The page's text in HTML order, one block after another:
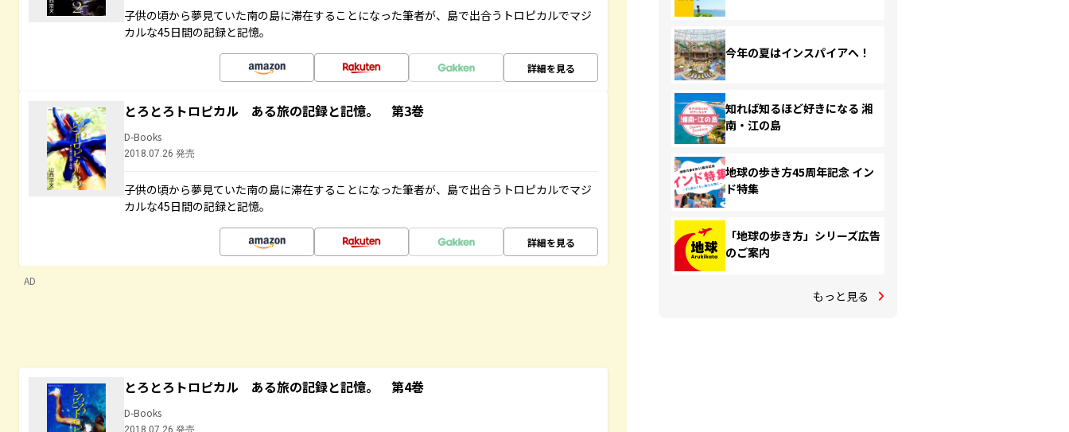
子供の頃から夢見ていた南の島に滞在することになった筆者が、島で出合うトロピカルでマジ
カルな45日間の記録と記憶。
詳細を見る
とろとろトロピカル ある旅の記録と記憶。 第3巻
D-Books
2018.07.26 発売
子供の頃から夢見ていた南の島に滞在することになった筆者が、島で出合うトロピカルでマジ
カルな45日間の記録と記憶。
詳細を見る
AD
とろとろトロピカル ある旅の記録と記憶。 第4巻
D-Books
2018.07.26 発売
今年の夏はインスパイアへ！
知れば知るほど好きになる 湘
南・江の島
地球の歩き方45周年記念 イン
ド特集
「地球の歩き方」シリーズ広告
のご案内
もっと見る